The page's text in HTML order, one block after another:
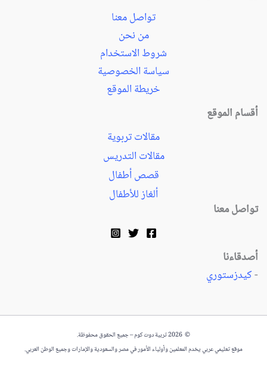
تواصل معنا
من نحن
شروط الاستخدام
سياسة الخصوصية
خريطة الموقع
أقسام الموقع
مقالات تربوية
مقالات التدريس
قصص أطفال
ألغاز للأطفال
تواصل معنا
أصدقاءنا
-كيدزستوري
© 2026 تربية دوت كوم – جميع الحقوق محفوظة.
موقع تعليمي عربي يخدم المعلمين وأولياء الأمور في مصر والسعودية والإمارات وجميع الوطن العربي.